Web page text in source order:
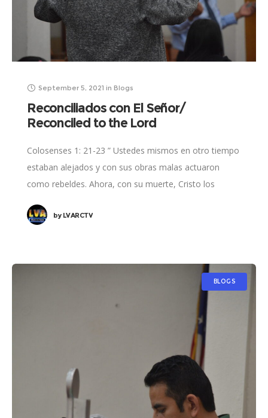
September 5, 2021 in Blogs
Reconciliados con El Señor/
Reconciled to the Lord
Colosenses 1: 21-23 ” Ustedes mismos en otro tiempo
estaban alejados y con sus obras malas actuaron
como rebeldes. Ahora, con su muerte, Cristo los
byLVARCTV
BLOGS